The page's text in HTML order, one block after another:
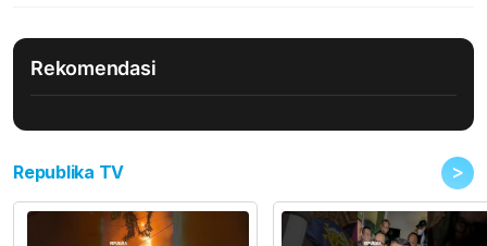
Rekomendasi
Republika TV >